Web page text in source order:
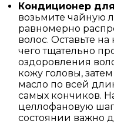
Кондиционер
возьмите чайную
равномерно
волос. Оставьте
чего тщательно
оздоровления
кожу головы,
масло по всей
самых кончиков.
целлофановую
состоянии важно